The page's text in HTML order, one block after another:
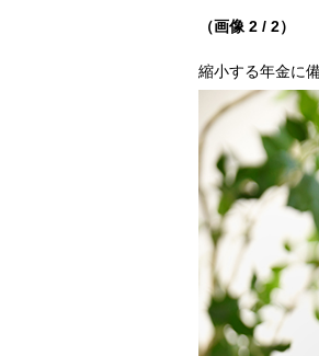
（画像 2 / 2）
縮小する年金に